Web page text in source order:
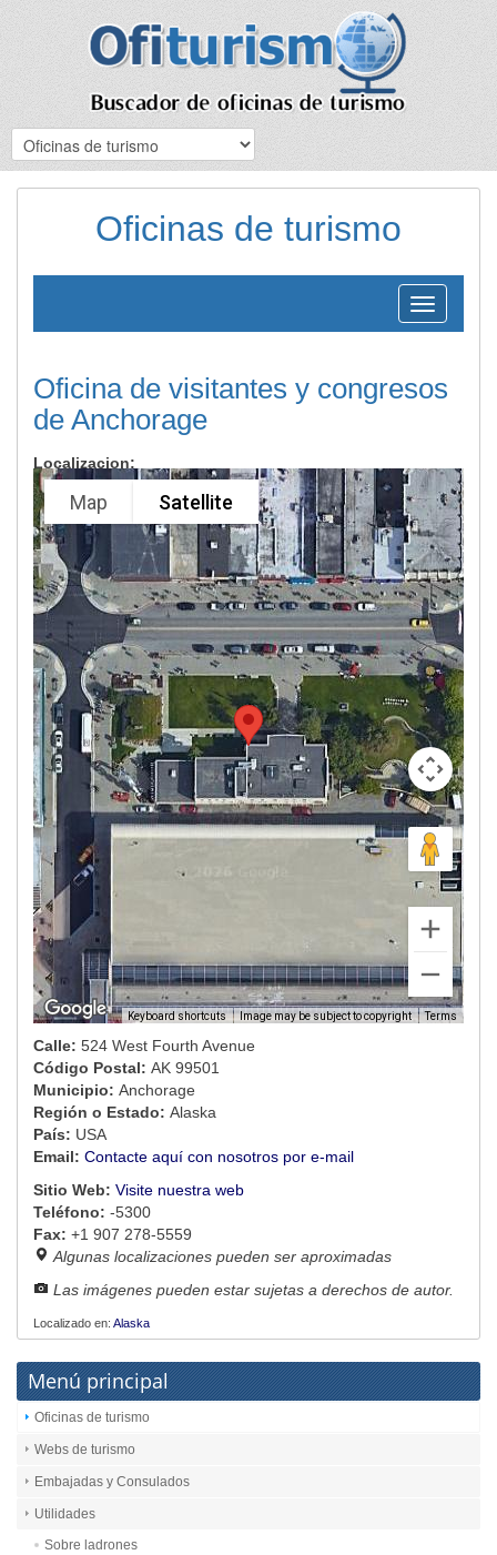
Oficinas de turismo
Toggle
navigation
Oficina de visitantes y congresos
de Anchorage
Localizacion:
Map Satellite
Keyboard shortcuts Image may be subject to copyright Terms
Calle: 524 West Fourth Avenue
Código Postal: AK 99501
Municipio: Anchorage
Región o Estado: Alaska
País: USA
Email: Contacte aquí con nosotros por e-mail
Sitio Web: Visite nuestra web
Teléfono: -5300
Fax: +1 907 278-5559
Algunas localizaciones pueden ser aproximadas
Las imágenes pueden estar sujetas a derechos de autor.
Localizado en: Alaska
Menú principal
Oficinas de turismo
Webs de turismo
Embajadas y Consulados
Utilidades
Sobre ladrones